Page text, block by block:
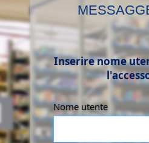
Inserire nome
Nome utente